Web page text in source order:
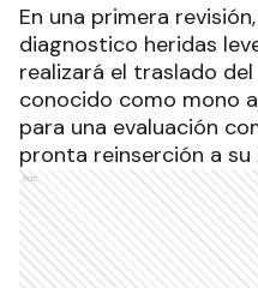
En una primera
diagnostico heridas
realizará el traslado
conocido como mono
para una evaluación
pronta reinserción a
Ads